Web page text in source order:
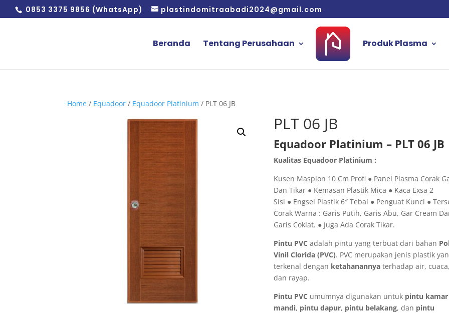
0853 3375 9856 (WhatsApp) plastindomitraabadi2024@gmail.com
Beranda Tentang Perusahaan Produk Plasma
Home / Equadoor / Equadoor Platinium / PLT 06 JB
PLT 06 JB
Equadoor Platinium – PLT 06 JB
Kualitas Equadoor Platinium :
Kusen Maspion 10 Cm Profi ● Panel Plasma Corak
Dan Tikar ● Kemasan Plastik Mica ● Kaca Exsa 2
Sisi ● Engsel Plastik 6″ Tebal ● Penguat Kunci ●
Corak Warna : Garis Putih, Garis Abu, Gar Cream
Garis Coklat. ● Juga Ada Corak Tikar.
Pintu PVC adalah pintu yang terbuat dari bahan
Vinil Clorida (PVC). PVC merupakan jenis plastik
terkenal dengan ketahanannya terhadap air, cuaca,
dan rayap.
Pintu PVC umumnya digunakan untuk pintu kamar
mandi, pintu dapur, pintu belakang, dan pintu